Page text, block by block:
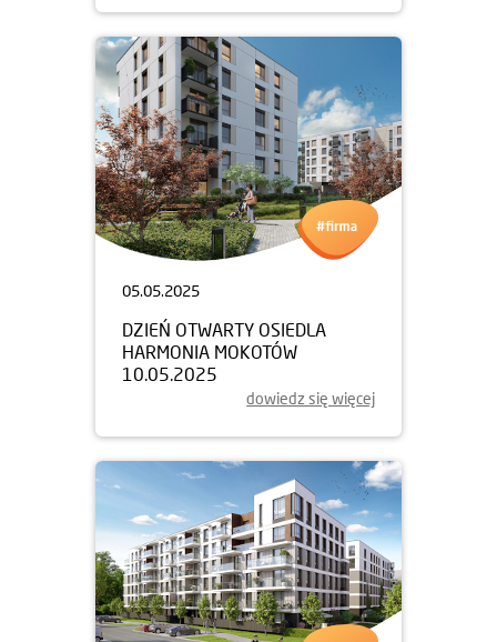
05.05.2025
DZIEŃ OTWARTY OSIEDLA
HARMONIA MOKOTÓW
10.05.2025
dowiedz się więcej